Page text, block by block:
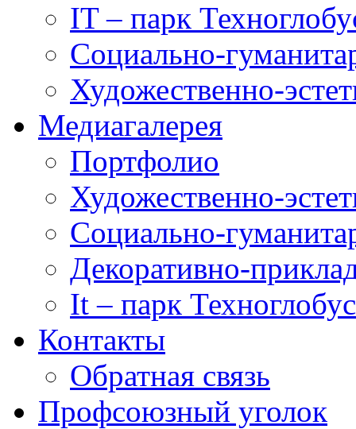
IT – парк
Социально-
Художественно-
Медиагалерея
Портфолио
Художественно-
Социально-
Декоративно-
It – парк Техноглобус
Контакты
Обратная связь
Профсоюзный уголок